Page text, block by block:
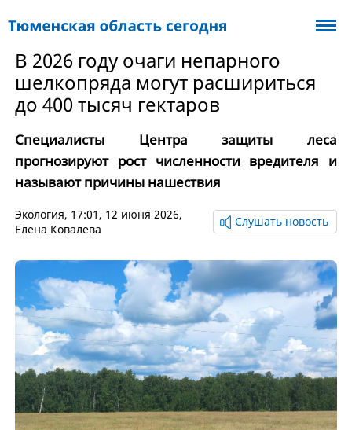
В 2026 году очаги непарного
шелкопряда могут расшириться
до 400 тысяч гектаров
Специалисты Центра защиты леса
прогнозируют рост численности вредителя и
называют причины нашествия
Экология, 17:01, 12 июня 2026,
Елена Ковалева
Слушать новость